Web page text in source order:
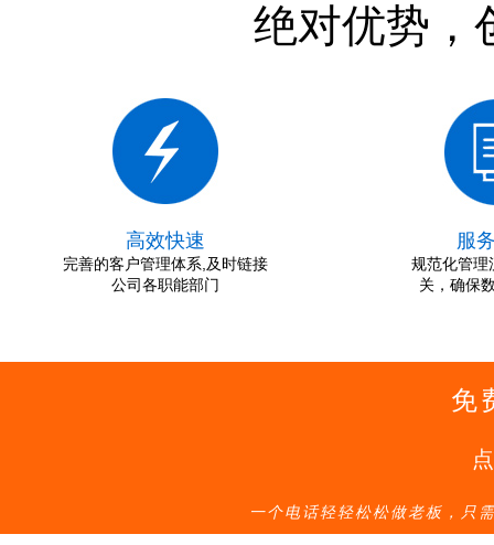
绝对优势，
高效快速
完善的客户管理体系,及时链接
公司各职能部门
服
规范化管理
关，确保
免
一个电话轻轻松松做老板，只